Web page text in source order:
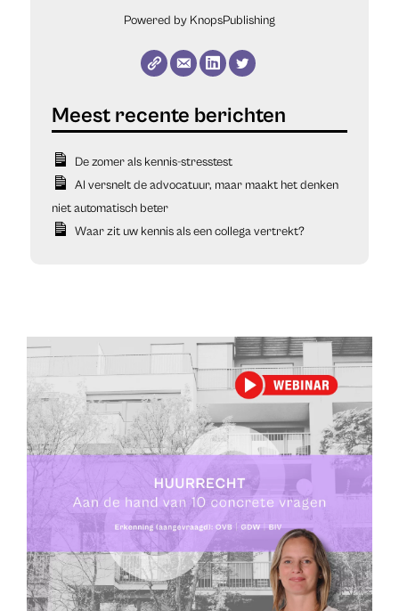
Powered by KnopsPublishing
De zomer als kennis-stresstest
AI versnelt de advocatuur, maar maakt het denken
niet automatisch beter
Waar zit uw kennis als een collega vertrekt?